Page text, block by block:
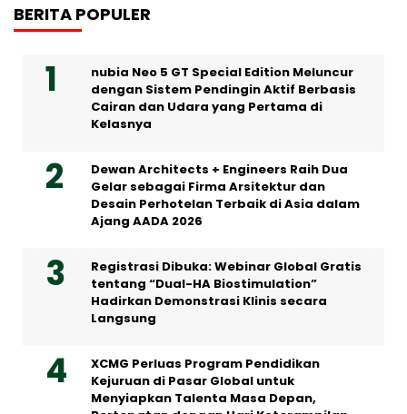
BERITA POPULER
nubia Neo 5 GT Special Edition Meluncur
dengan Sistem Pendingin Aktif Berbasis
Cairan dan Udara yang Pertama di
Kelasnya
Dewan Architects + Engineers Raih Dua
Gelar sebagai Firma Arsitektur dan
Desain Perhotelan Terbaik di Asia dalam
Ajang AADA 2026
Registrasi Dibuka: Webinar Global Gratis
tentang “Dual-HA Biostimulation”
Hadirkan Demonstrasi Klinis secara
Langsung
XCMG Perluas Program Pendidikan
Kejuruan di Pasar Global untuk
Menyiapkan Talenta Masa Depan,